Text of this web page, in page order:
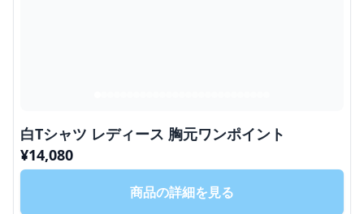
白Tシャツ レディース 胸元ワンポイント
¥14,080
商品の詳細を見る